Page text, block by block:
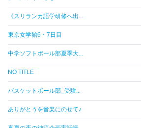
《スリランカ語学研修へ出...
東京女学館6・7日目
中学ソフトボール部夏季大...
NO TITLE
バスケットボール部_受験...
ありがとうを音楽にのせて♪